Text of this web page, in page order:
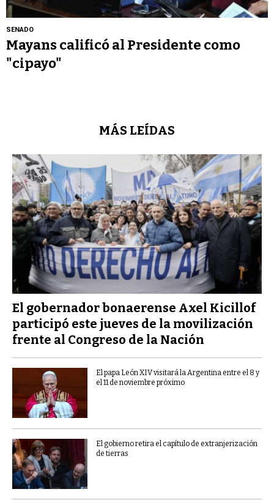
SENADO
Mayans calificó al Presidente como
"cipayo"
MÁS LEÍDAS
El gobernador bonaerense Axel Kicillof
participó este jueves de la movilización
frente al Congreso de la Nación
El papa León XIV visitará la Argentina entre el 8 y
el 11 de noviembre próximo
El gobierno retira el capítulo de extranjerización
de tierras